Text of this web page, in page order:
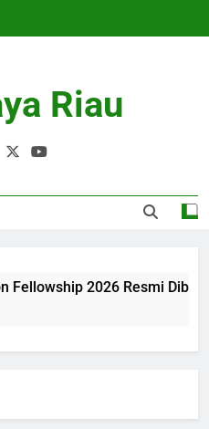
Riau
2026 Resmi